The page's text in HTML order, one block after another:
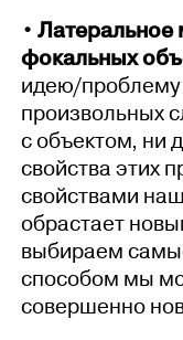
•
фокальных
идею/проблему
произвольных
с объектом, ни
свойства этих
свойствами
обрастает
выбираем
способом мы
совершенно